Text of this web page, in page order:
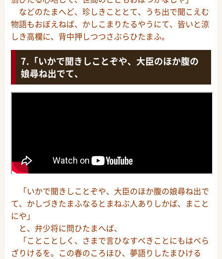
などのたまへど、珍しきこととて、うち出で聞こえむ
物語もおぼえねば、かしこまりたるやうにて、皆いと涼
しき高欄に、背中押しつつさぶらひたまふ。
「いかで聞きしことぞや、大臣のほか腹の
娘尋ね出でて、
「いかで聞きしことぞや、大臣のほか腹の娘尋ね出で
て、かしづきたまふなるとまねぶ人ありしかば、まこと
にや」
と、弁少将に問ひたまへば、
「ことことしく、さまで言ひなすべきことにもはべら
ざりけるを。この春のころほひ、夢語りしたまひける